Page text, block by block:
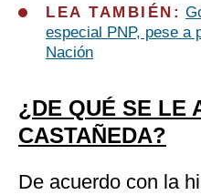
LEA TAMBIÉN:
especial PNP, pese a
Nación
¿DE QUÉ SE LE
CASTAÑEDA?
De acuerdo con la